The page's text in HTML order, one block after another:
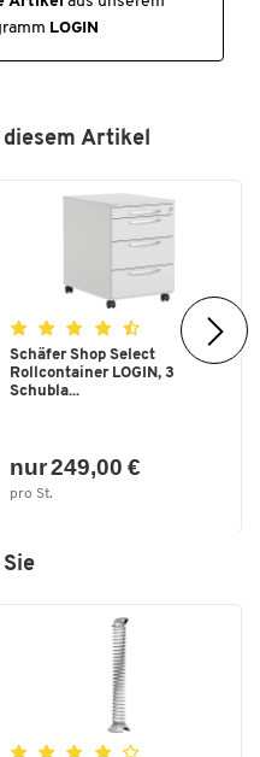
LOGIN
Artikel
Schäfer Shop Select
Rollcontainer LOGIN, 3
Schubla...
nur 249,00 €
pro St.